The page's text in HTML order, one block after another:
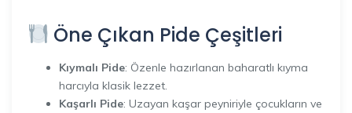
Öne Çıkan Pide Çeşitleri
Kıymalı Pide: Özenle hazırlanan baharatlı kıyma
harcıyla klasik lezzet.
Kaşarlı Pide: Uzayan kaşar peyniriyle çocukların ve